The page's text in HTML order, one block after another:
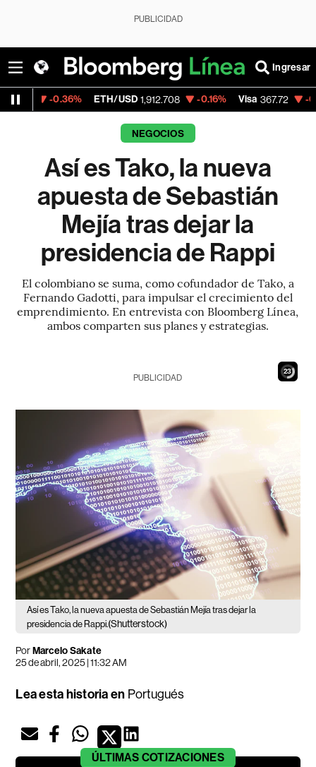
PUBLICIDAD
Ingresar
ETH/USD 1,912.708 -0.16% Visa 367.72 -0.22%
NEGOCIOS
Así es Tako, la nueva
apuesta de Sebastián
Mejía tras dejar la
presidencia de Rappi
El colombiano se suma, como cofundador de Tako, a
Fernando Gadotti, para impulsar el crecimiento del
emprendimiento. En entrevista con Bloomberg Línea,
ambos comparten sus planes y estrategias.
21
PUBLICIDAD
Así es Tako, la nueva apuesta de Sebastián Mejía tras dejar la
presidencia de Rappi.(Shutterstock)
PorMarcelo Sakate
25 de abril, 2025 | 11:32 AM
Lea esta historia en Portugués
ÚLTIMAS COTIZACIONES